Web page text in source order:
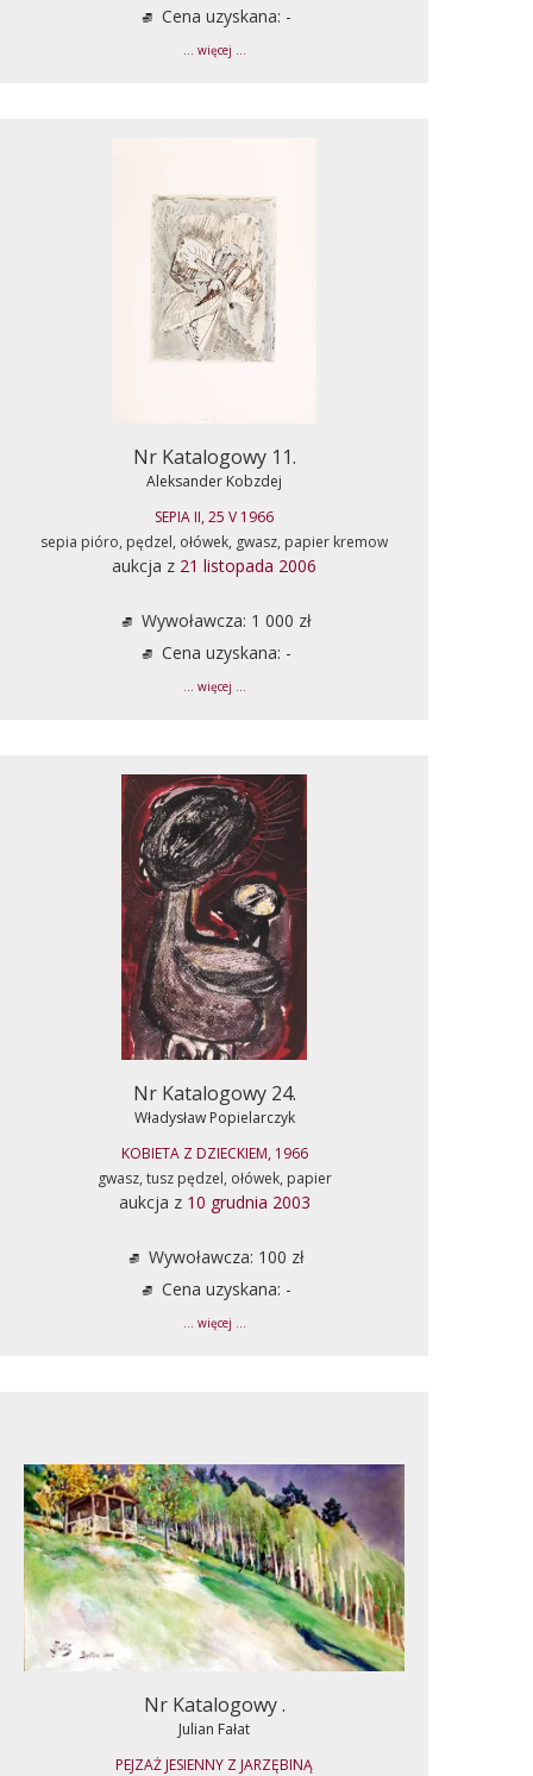
Cena uzyskana: -
... więcej ...
Nr Katalogowy 11.
Aleksander Kobzdej
SEPIA II, 25 V 1966
sepia pióro, pędzel, ołówek, gwasz, papier kremow
aukcja z 21 listopada 2006
Wywoławcza: 1 000 zł
Cena uzyskana: -
... więcej ...
Nr Katalogowy 24.
Władysław Popielarczyk
KOBIETA Z DZIECKIEM, 1966
gwasz, tusz pędzel, ołówek, papier
aukcja z 10 grudnia 2003
Wywoławcza: 100 zł
Cena uzyskana: -
... więcej ...
Nr Katalogowy .
Julian Fałat
PEJZAŻ JESIENNY Z JARZĘBINĄ